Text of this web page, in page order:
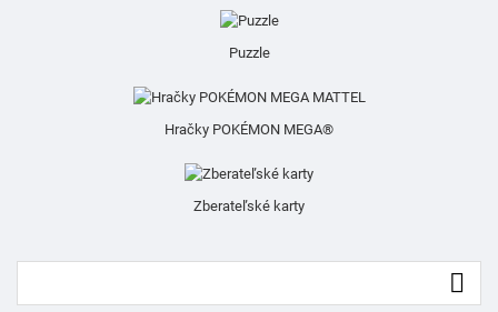
Puzzle
Hračky POKÉMON MEGA®
Zberateľské karty
